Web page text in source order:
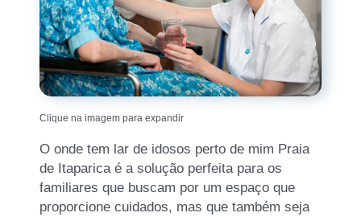
Clique na imagem para expandir
O onde tem lar de idosos perto de mim Praia
de Itaparica é a solução perfeita para os
familiares que buscam por um espaço que
proporcione cuidados, mas que também seja